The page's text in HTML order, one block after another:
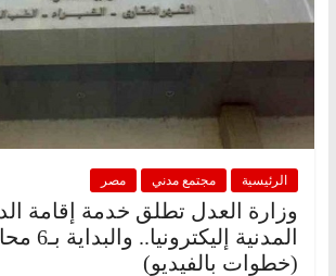
الرئيسية مجتمع مدني مصر
وزارة العدل تطلق خدمة إقامة
المدنية
(خطوات بالفيديو)